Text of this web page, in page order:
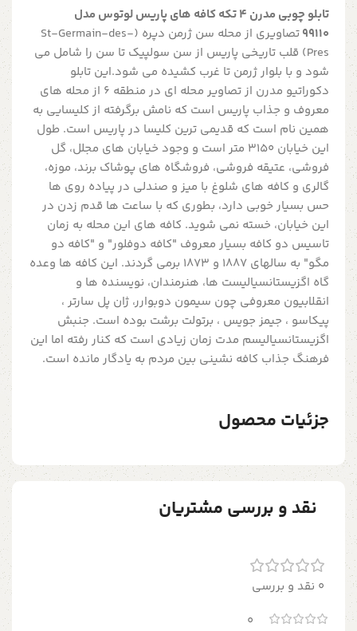
تابلو چوبی مدرن 4 تکه کافه های پاریس لوتوس مدل
99110
تصاویری از محله سن ژرمن دپره (St-Germain-des-
Pres) قلب تاریخی پاریس از سن سولپیک تا سن را شامل می
شود و با بلوار ژرمن تا غرب کشیده می شود.این تابلو
دکوراتیو مدرن از تصاویر محله ای در منطقه ۶ از محله های
معروف و جذاب پاریس است که نامش برگرفته از کلیسایی به
همین نام است که قدیمی ترین کلیسا در پاریس است. طول
این خیابان ۳۱۵۰ متر است و وجود خیابان های مجلل، گل
فروشی، عتیقه فروشی، فروشگاه های پوشاک برند، موزه،
گالری و کافه های شلوغ با میز و صندلی در پیاده روی ها
حس بسیار خوبی دارد، بطوری که با ساعت ها قدم زدن در
این خیابان، خسته نمی شوید. کافه های این محله به زمان
تاسیس دو کافه بسیار معروف "کافه دوفلور" و "کافه دو
مگو" به سالهای ۱۸۸۷ و ۱۸۷۳ برمی گردند. این کافه ها وعده
گاه اگزیستانسیالیست ها، هنرمندان، نویسنده ها و
انقلابیون معروفی چون سیمون دوبوارر، ژان پل سارتر ،
پیکاسو ، جیمز جویس ، برتولت برشت بوده است. جنبش
اگزیستانسیالیسم مدت زمان زیادی است که کنار رفته اما این
فرهنگ جذاب کافه نشینی بین مردم به یادگار مانده است.
جزئیات محصول
نقد و بررسی مشتریان
0 نقد و بررسی
0